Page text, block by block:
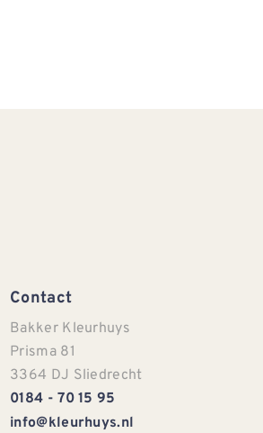
Contact
Bakker Kleurhuys
Prisma 81
3364 DJ Sliedrecht
0184 - 70 15 95
info@kleurhuys.nl